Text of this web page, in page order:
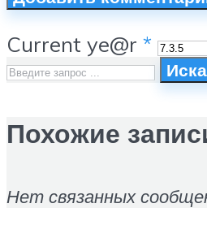
Current ye@r *
Похожие
Нет связанных